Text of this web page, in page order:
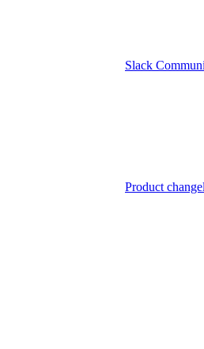
Slack
Product